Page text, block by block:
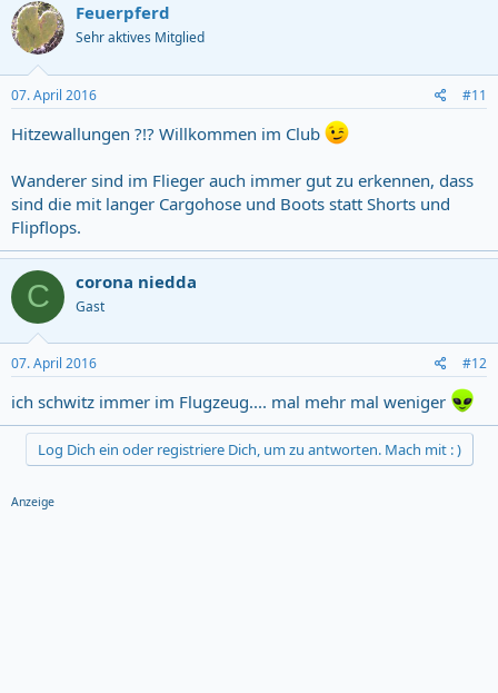
c
t
i
o
n
s
:
Feuerpferd
Sehr aktives Mitglied
07. April 2016 #11
Hitzewallungen ?!? Willkommen im Club
Wanderer sind im Flieger auch immer gut zu erkennen, dass
sind die mit langer Cargohose und Boots statt Shorts und
Flipflops.
C corona niedda
Gast
07. April 2016 #12
ich schwitz immer im Flugzeug.... mal mehr mal weniger
Log Dich ein oder registriere Dich, um zu antworten. Mach mit : )
Anzeige